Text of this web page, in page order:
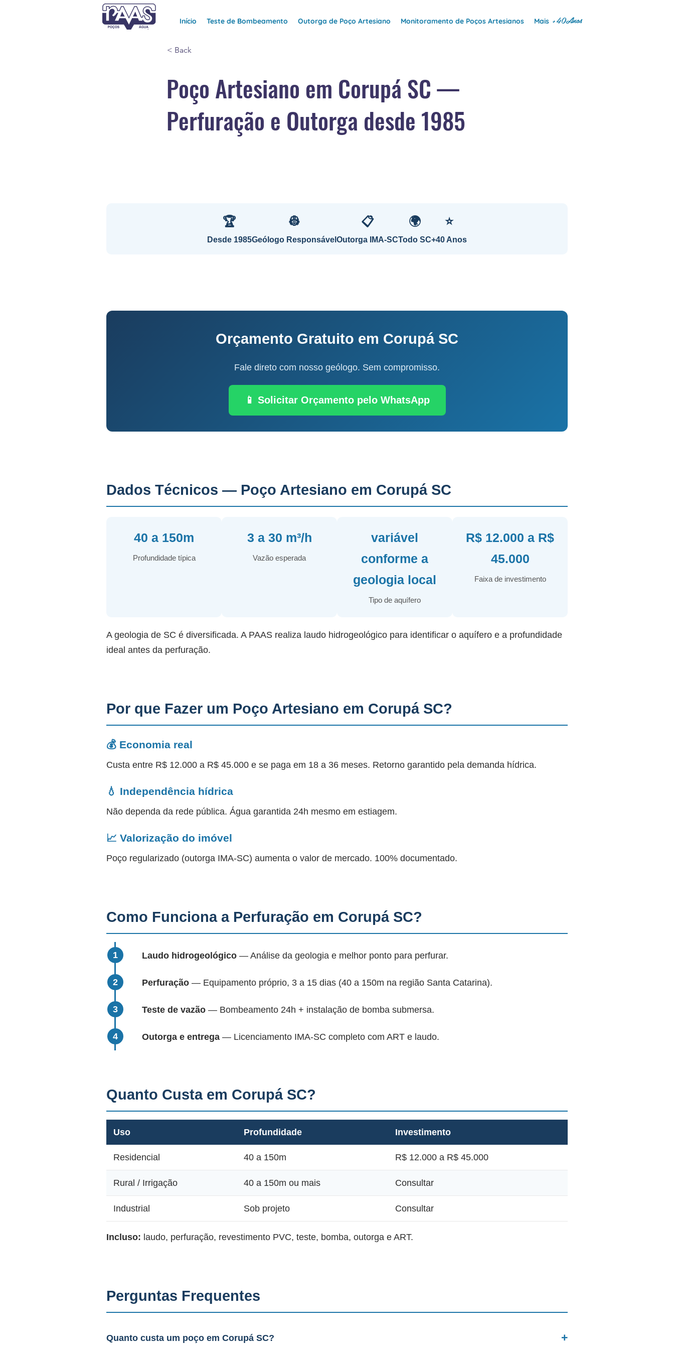
Início Teste de Bombeamento Outorga de Poço Artesiano Monitoramento de Poços Artesianos Mais +40Anos
< Back
Poço Artesiano em Corupá SC —
Perfuração e Outorga desde 1985
🏆
Desde 1985
👷
Geólogo Responsável
📋
Outorga IMA-SC
🌍
Todo SC
⭐
+40 Anos
Orçamento Gratuito em Corupá SC
Fale direto com nosso geólogo. Sem compromisso.
📱 Solicitar Orçamento pelo WhatsApp
Dados Técnicos — Poço Artesiano em Corupá SC
40 a 150m
Profundidade típica
3 a 30 m³/h
Vazão esperada
variável
conforme a
geologia local
Tipo de aquífero
R$ 12.000 a R$
45.000
Faixa de investimento
A geologia de SC é diversificada. A PAAS realiza laudo hidrogeológico para identificar o aquífero e a profundidade
ideal antes da perfuração.
Por que Fazer um Poço Artesiano em Corupá SC?
💰 Economia real
Custa entre R$ 12.000 a R$ 45.000 e se paga em 18 a 36 meses. Retorno garantido pela demanda hídrica.
💧 Independência hídrica
Não dependa da rede pública. Água garantida 24h mesmo em estiagem.
📈 Valorização do imóvel
Poço regularizado (outorga IMA-SC) aumenta o valor de mercado. 100% documentado.
Como Funciona a Perfuração em Corupá SC?
Laudo hidrogeológico — Análise da geologia e melhor ponto para perfurar.
Perfuração — Equipamento próprio, 3 a 15 dias (40 a 150m na região Santa Catarina).
Teste de vazão — Bombeamento 24h + instalação de bomba submersa.
Outorga e entrega — Licenciamento IMA-SC completo com ART e laudo.
Quanto Custa em Corupá SC?
Uso Profundidade Investimento
Residencial 40 a 150m R$ 12.000 a R$ 45.000
Rural / Irrigação 40 a 150m ou mais Consultar
Industrial Sob projeto Consultar
Incluso: laudo, perfuração, revestimento PVC, teste, bomba, outorga e ART.
Perguntas Frequentes
Quanto custa um poço em Corupá SC?